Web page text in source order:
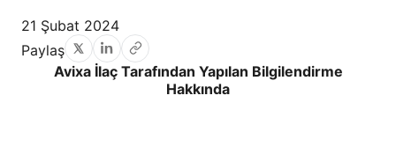
21 Şubat 2024
Paylaş
Avixa İlaç Tarafından Yapılan Bilgilendirme
Hakkında